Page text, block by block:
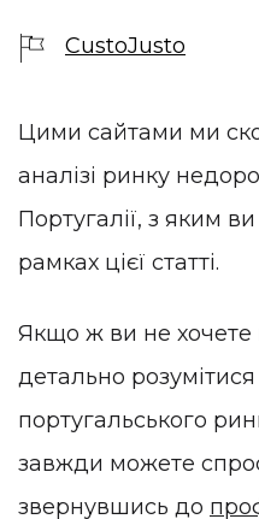
CustoJusto
Цими сайтами ми
аналізі ринку
Португалії, з яким
рамках цієї статті.
Якщо ж ви не хочете
детально
португальського
завжди можете
звернувшись до